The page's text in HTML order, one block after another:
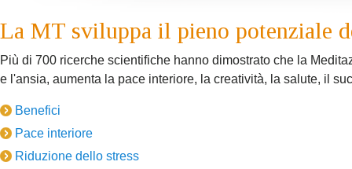
La MT sviluppa il pieno potenziale
Più di 700 ricerche scientifiche hanno dimostrato che la
e l'ansia, aumenta la pace interiore, la creatività, la salute, il
Benefici
Pace interiore
Riduzione dello stress